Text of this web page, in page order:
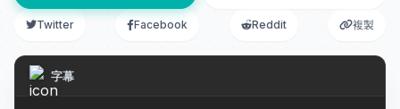
Twitter Facebook Reddit 複製
字幕